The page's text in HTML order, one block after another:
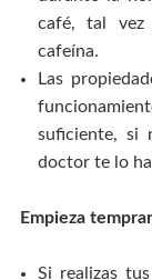
café, tal
cafeína.
Las
suficiente, si
doctor te lo
Empieza
Si realizas